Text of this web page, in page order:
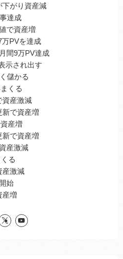
下がり資産減
達成
で資産増
万PVを達成
間9万PV達成
示され出す
儲かる
くる
資産激減
新で資産増
産増
新で資産増
産激減
る
産激減
始
産増